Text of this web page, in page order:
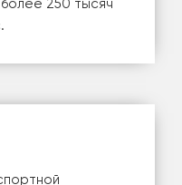
250 тысяч